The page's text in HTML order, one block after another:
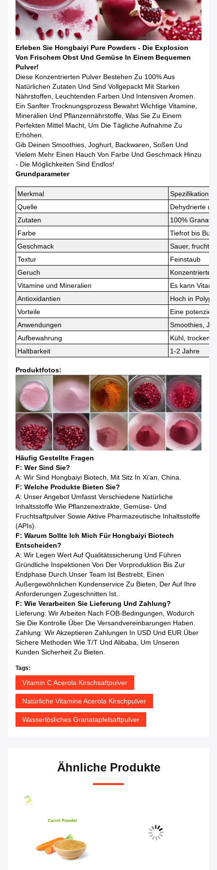
Erleben Sie Hongbaiyi Pure Powders - Die Explosion
Von Frischem Obst Und Gemüse In Einem Bequemen
Pulver!
Diese Konzentrierten Pulver Bestehen Zu 100% Aus
Natürlichen Zutaten Und Sind Vollgepackt Mit Starken
Nährstoffen, Leuchtenden Farben Und Intensiven Aromen.
Ein Sanfter Trocknungsprozess Bewahrt Wichtige Vitamine,
Mineralien Und Pflanzennährstoffe, Was Sie Zu Einem
Perfekten Mittel Macht, Um Die Tägliche Aufnahme Zu
Erhöhen.
Gib Deinen Smoothies, Joghurt, Backwaren, Soßen Und
Vielem Mehr Einen Hauch Von Farbe Und Geschmack Hinzu
- Die Möglichkeiten Sind Endlos!
Grundparameter
Merkmal
Spezifikation
Quelle
Dehydrierte
Zutaten
100%
Farbe
Tiefrot bis
Geschmack
Sauer,
Textur
Feinstaub
Geruch
Konzentrierter
Vitamine und Mineralien
Es kann
Antioxidantien
Hoch in
Vorteile
Eine
Anwendungen
Smoothies,
Aufbewahrung
Kühl,
Haltbarkeit
1-2 Jahre
Produktfotos:
Häufig Gestellte Fragen
F: Wer Sind Sie?
A: Wir Sind Hongbaiyi Biotech, Mit Sitz In Xi'an, China.
F: Welche Produkte Bieten Sie?
A: Unser Angebot Umfasst Verschiedene Natürliche
Inhaltsstoffe Wie Pflanzenextrakte, Gemüse- Und
Fruchtsaftpulver Sowie Aktive Pharmazeutische Inhaltsstoffe
(APIs).
F: Warum Sollte Ich Mich Für Hongbaiyi Biotech
Entscheiden?
A: Wir Legen Wert Auf Qualitätssicherung Und Führen
Gründliche Inspektionen Von Der Vorproduktion Bis Zur
Endphase Durch.Unser Team Ist Bestrebt, Einen
Außergewöhnlichen Kundenservice Zu Bieten, Der Auf Ihre
Anforderungen Zugeschnitten Ist..
F: Wie Verarbeiten Sie Lieferung Und Zahlung?
Lieferung: Wir Arbeiten Nach FOB-Bedingungen, Wodurch
Sie Die Kontrolle Über Die Versandvereinbarungen Haben.
Zahlung: Wir Akzeptieren Zahlungen In USD Und EUR Über
Sichere Methoden Wie T/T Und Alibaba, Um Unseren
Kunden Sicherheit Zu Bieten.
Tags:
Vitamin C Acerola Kirschsaftpulver
Natürliche Vitamine Acerola Kirschpulver
Wasserlösliches Granatapfelsaftpulver
Ähnliche Produkte